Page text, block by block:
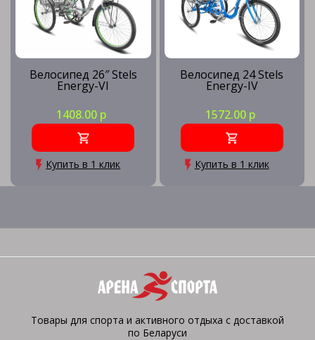
Велосипед 26″ Stels
Energy-VI
1408.00 р
Купить в 1 клик
Велосипед 24 Stels
Energy-IV
1572.00 р
Купить в 1 клик
Товары для спорта и активного отдыха с доставкой
по Беларуси